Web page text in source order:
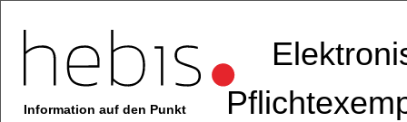
Information auf den Punkt